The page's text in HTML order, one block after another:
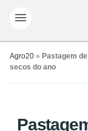
Agro20 » Pastagem
secos do ano